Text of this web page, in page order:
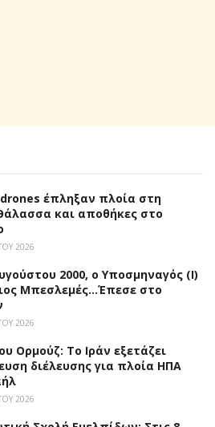
έπληξαν πλοία στη
και αποθήκες στο
2026
2000, ο Υποσμηναγός (Ι)
Μπεσλεμές…Έπεσε στο
2026
Ορμούζ: Το Ιράν εξετάζει
διέλευσης για πλοία ΗΠΑ
2026